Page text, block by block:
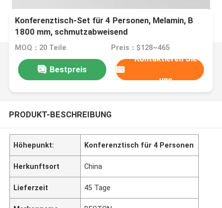
Konferenztisch-Set für 4 Personen, Melamin, B
1800 mm, schmutzabweisend
MOQ：20 Teile Preis：$128~465
Bestpreis
Kontaktieren Sie
uns
PRODUKT-BESCHREIBUNG
Höhepunkt: Konferenztisch für 4 Personen
Herkunftsort China
Lieferzeit 45 Tage